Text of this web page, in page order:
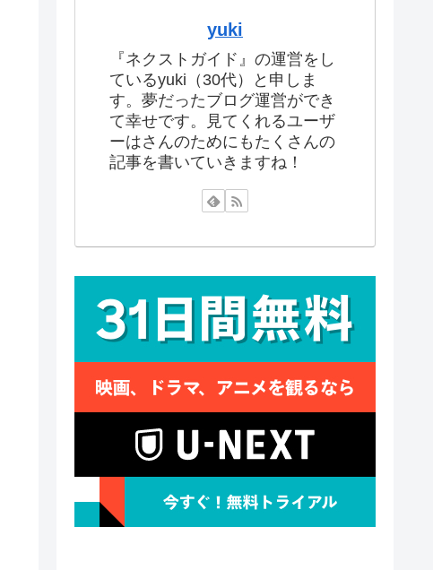
yuki
『ネクストガイド』の運営をし
ているyuki（30代）と申しま
す。夢だったブログ運営ができ
て幸せです。見てくれるユーザ
ーはさんのためにもたくさんの
記事を書いていきますね！